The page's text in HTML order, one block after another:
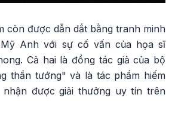
còn được dẫn dắt bằng tranh minh
Anh với sự cố vấn của họa sĩ
Cả hai là đồng tác giả của bộ
thần tướng" và là tác phẩm hiếm
nhận được giải thưởng uy tín trên